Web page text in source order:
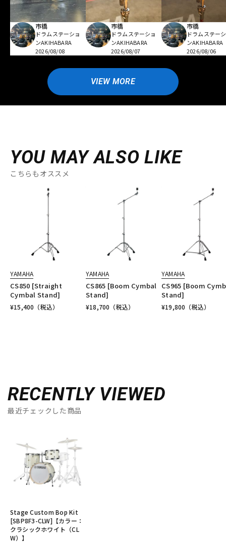
市橋
ドラムステーショ
ンAKIHABARA
2026/08/08
市橋
ドラムステーショ
ンAKIHABARA
2026/08/07
市橋
ドラムステー
ンAKIHABARA
2026/08/06
VIEW MORE
YOU MAY ALSO LIKE
こちらもオススメ
YAMAHA
CS850 [Straight
Cymbal Stand]
¥15,400 （税込）
YAMAHA
CS865 [Boom Cymbal
Stand]
¥18,700 （税込）
YAMAHA
CS965 [Boom
Stand]
¥19,800 （税込）
RECENTLY VIEWED
最近チェックした商品
Stage Custom Bop Kit
[SBP8F3-CLW]【カラー：
クラシックホワイト（CL
W）】